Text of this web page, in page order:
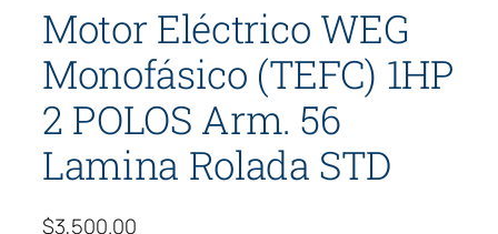
Motor Eléctrico WEG
Monofásico (TEFC) 1HP
2 POLOS Arm. 56
Lamina Rolada STD
$3,500.00